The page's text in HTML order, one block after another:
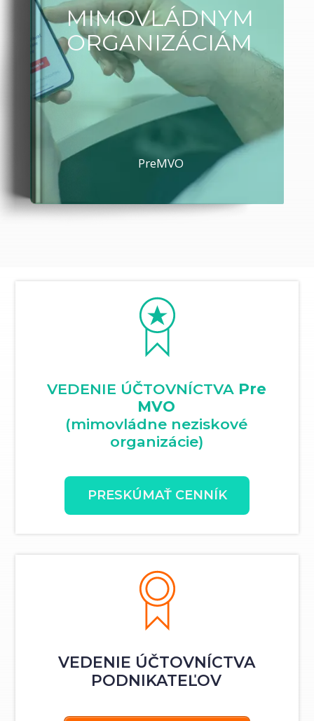
MIMOVLÁDNYM
ORGANIZÁCIÁM
PreMVO
VEDENIE ÚČTOVNÍCTVA Pre
MVO
(mimovládne neziskové
organizácie)
PRESKÚMAŤ CENNÍK
VEDENIE ÚČTOVNÍCTVA
PODNIKATEĽOV